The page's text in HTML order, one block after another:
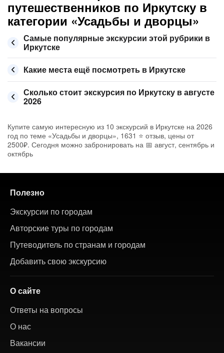
путешественников по Иркутску в
категории «Усадьбы и дворцы»
Самые популярные экскурсии этой рубрики в
Иркутске
Какие места ещё посмотреть в Иркутске
Сколько стоит экскурсия по Иркутску в августе
2026
Купите самую интересную из 10 экскурсий в Иркутске на 2026
год по теме «Усадьбы и дворцы», 1631 ⭐ отзыв, цены от
2500₽. Сегодня можно забронировать на 📅 август, сентябрь и
октябрь
Полезно
Экскурсии по городам
Авторские туры по городам
Путеводитель по странам и городам
Добавить свою экскурсию
О сайте
Ответы на вопросы
О нас
Вакансии